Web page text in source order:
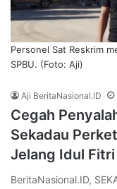
Personel Sat Reskrim
SPBU. (Foto: Aji)
Aji BeritaNasional.ID
Cegah
Sekadau
Jelang Idul Fitri
BeritaNasional.ID,